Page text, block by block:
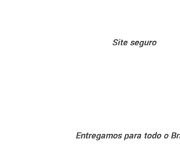
Site seguro
Entregamos para todo o